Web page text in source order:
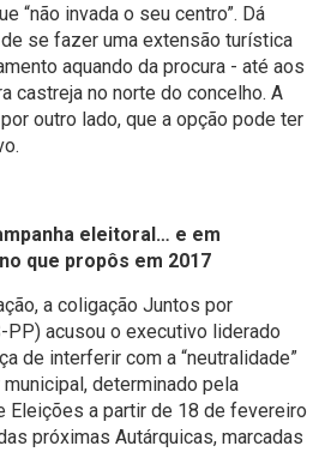
“não invada o seu centro”. Dá
se fazer uma extensão turística
aquando da procura - até aos
castreja no norte do concelho. A
outro lado, que a opção pode ter
eleitoral… e em
que propôs em 2017
a coligação Juntos por
PP) acusou o executivo liderado
de interferir com a “neutralidade”
determinado pela
Eleições a partir de 18 de fevereiro
próximas Autárquicas, marcadas